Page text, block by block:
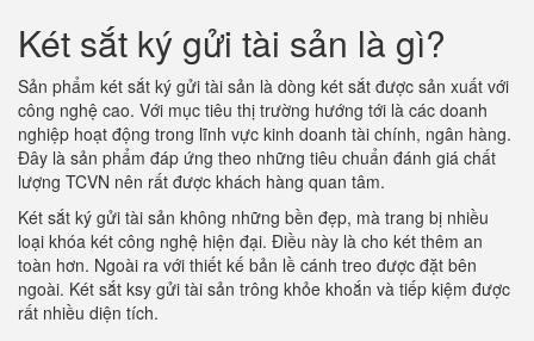
Két sắt ký gửi tài sản là gì?
Sản phẩm két sắt ký gửi tài sản là dòng két sắt được sản xuất với
công nghệ cao. Với mục tiêu thị trường hướng tới là các doanh
nghiệp hoạt động trong lĩnh vực kinh doanh tài chính, ngân hàng.
Đây là sản phẩm đáp ứng theo những tiêu chuẩn đánh giá chất
lượng TCVN nên rất được khách hàng quan tâm.
Két sắt ký gửi tài sản không những bền đẹp, mà trang bị nhiều
loại khóa két công nghệ hiện đại. Điều này là cho két thêm an
toàn hơn. Ngoài ra với thiết kế bản lề cánh treo được đặt bên
ngoài. Két sắt ksy gửi tài sản trông khỏe khoắn và tiếp kiệm được
rất nhiều diện tích.